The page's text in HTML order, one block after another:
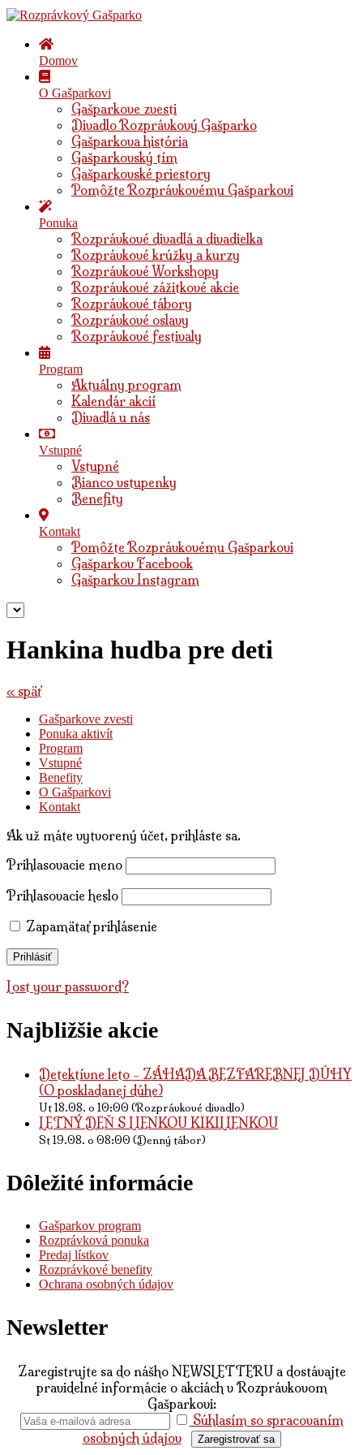
Domov
O Gašparkovi
Gašparkove zvesti
Divadlo Rozprávkový Gašparko
Gašparkova história
Gašparkovský tím
Gašparkovské priestory
Pomôžte Rozprávkovému Gašparkovi
Ponuka
Rozprávkové divadlá a divadielka
Rozprávkové krúžky a kurzy
Rozprávkové Workshopy
Rozprávkové zážitkové akcie
Rozprávkové tábory
Rozprávkové oslavy
Rozprávkové festivaly
Program
Aktuálny program
Kalendár akcií
Divadlá u nás
Vstupné
Vstupné
Bianco vstupenky
Benefity
Kontakt
Pomôžte Rozprávkovému Gašparkovi
Gašparkov Facebook
Gašparkov Instagram
Hankina hudba pre deti
« späť
Gašparkove zvesti
Ponuka aktivít
Program
Vstupné
Benefity
O Gašparkovi
Kontakt
Ak už máte vytvorený účet, prihláste sa.
Prihlasovacie meno
Prihlasovacie heslo
Zapamätať prihlásenie
Lost your password?
Najbližšie akcie
Detektívne leto - ZÁHADA BEZFAREBNEJ DÚHY
(O poskladanej dúhe)
Ut 18.08. o 10:00 (Rozprávkové divadlo)
LETNÝ DEŇ S LIENKOU KIKILIENKOU
St 19.08. o 08:00 (Denný tábor)
Dôležité informácie
Gašparkov program
Rozprávková ponuka
Predaj lístkov
Rozprávkové benefity
Ochrana osobných údajov
Newsletter
Zaregistrujte sa do nášho NEWSLETTERU a dostávajte
pravidelné informácie o akciách v Rozprávkovom
Gašparkovi:
Súhlasím so spracovaním
osobných údajov
Zaregistrovať sa